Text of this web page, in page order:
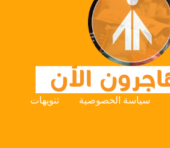
سياسة الخصوصية
تنويهات